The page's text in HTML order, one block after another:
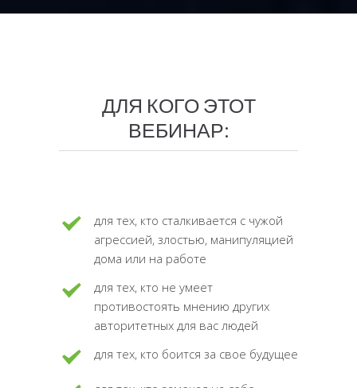
ДЛЯ КОГО ЭТОТ
ВЕБИНАР:
для тех, кто сталкивается с чужой
агрессией, злостью, манипуляцией
дома или на работе
для тех, кто не умеет
противостоять мнению других
авторитетных для вас людей
для тех, кто боится за свое будущее